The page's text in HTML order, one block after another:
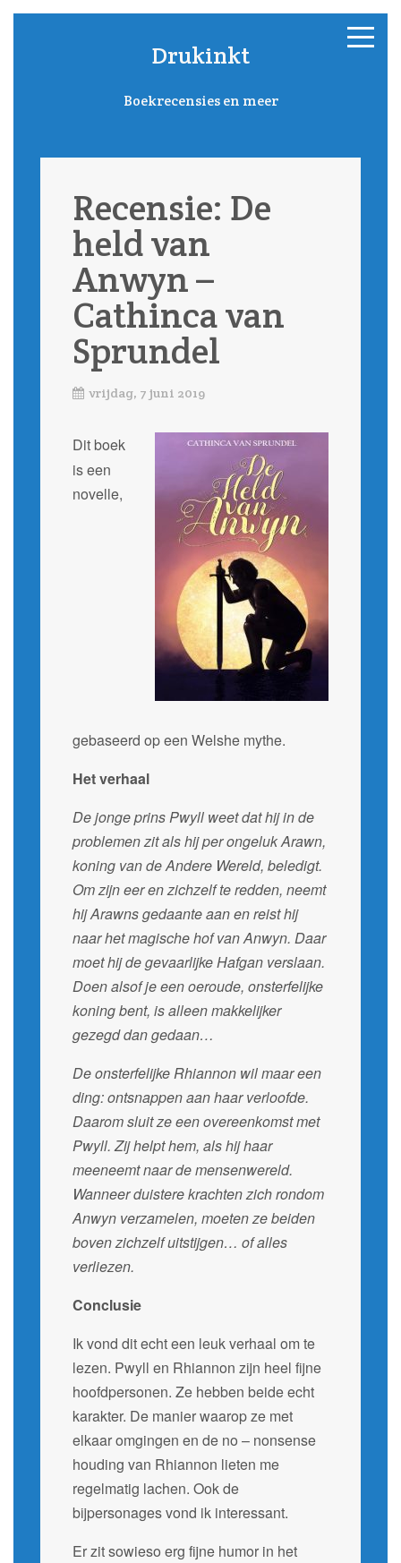
Drukinkt
Boekrecensies en meer
Recensie: De
held van
Anwyn –
Cathinca van
Sprundel
vrijdag, 7 juni 2019
Dit boek
is een
novelle,
gebaseerd op een Welshe mythe.
Het verhaal
De jonge prins Pwyll weet dat hij in de
problemen zit als hij per ongeluk Arawn,
koning van de Andere Wereld, beledigt.
Om zijn eer en zichzelf te redden, neemt
hij Arawns gedaante aan en reist hij
naar het magische hof van Anwyn. Daar
moet hij de gevaarlijke Hafgan verslaan.
Doen alsof je een oeroude, onsterfelijke
koning bent, is alleen makkelijker
gezegd dan gedaan…
De onsterfelijke Rhiannon wil maar een
ding: ontsnappen aan haar verloofde.
Daarom sluit ze een overeenkomst met
Pwyll. Zij helpt hem, als hij haar
meeneemt naar de mensenwereld.
Wanneer duistere krachten zich rondom
Anwyn verzamelen, moeten ze beiden
boven zichzelf uitstijgen… of alles
verliezen.
Conclusie
Ik vond dit echt een leuk verhaal om te
lezen. Pwyll en Rhiannon zijn heel fijne
hoofdpersonen. Ze hebben beide echt
karakter. De manier waarop ze met
elkaar omgingen en de no – nonsense
houding van Rhiannon lieten me
regelmatig lachen. Ook de
bijpersonages vond ik interessant.
Er zit sowieso erg fijne humor in het